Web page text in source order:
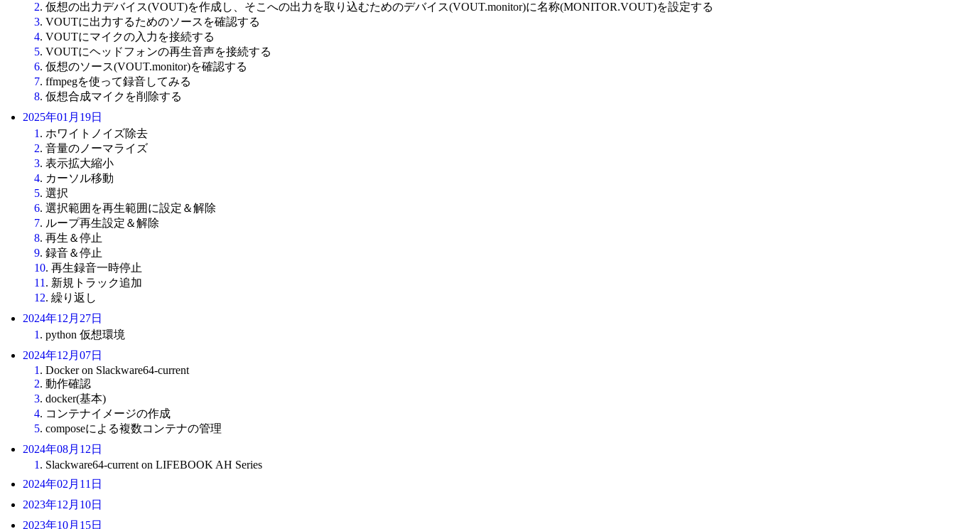
2. 仮想の出力デバイス(VOUT)を作成し、そこへの出力を取り込むためのデバイス(VOUT.monitor)に名称(MONITOR.VOUT)を設定する
3. VOUTに出力するためのソースを確認する
4. VOUTにマイクの入力を接続する
5. VOUTにヘッドフォンの再生音声を接続する
6. 仮想のソース(VOUT.monitor)を確認する
7. ffmpegを使って録音してみる
8. 仮想合成マイクを削除する
2025年01月19日
1 . ホワイトノイズ除去
2. 音量のノーマライズ
3. 表示拡大縮小
4. カーソル移動
5. 選択
6. 選択範囲を再生範囲に設定＆解除
7. ループ再生設定＆解除
8. 再生＆停止
9. 録音＆停止
10. 再生録音一時停止
11 . 新規トラック追加
12. 繰り返し
2024年12月27日
1 . python 仮想環境
2024年12月07日
1 . Docker on Slackware64-current
2. 動作確認
3. docker(基本)
4. コンテナイメージの作成
5. composeによる複数コンテナの管理
2024年08月12日
1 . Slackware64-current on LIFEBOOK AH Series
2024年02月11日
2023年12月10日
2023年10月15日